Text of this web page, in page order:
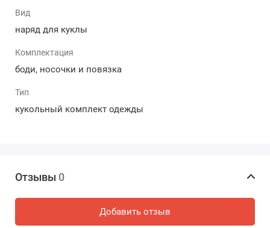
Вид
наряд для куклы
Комплектация
боди, носочки и повязка
Тип
кукольный комплект одежды
Отзывы 0
Добавить отзыв